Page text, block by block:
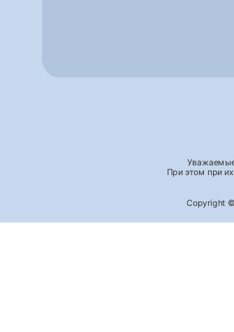
Уважаемые
При этом при
Copyright